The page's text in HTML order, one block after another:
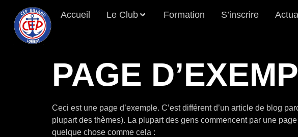
Accueil Le Club Formation S’inscrire
PAGE
Ceci est une page d’exemple. C’est différent d’un article de blog
plupart des thèmes). La plupart des gens commencent par une
quelque chose comme cela :